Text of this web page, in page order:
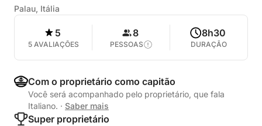
Palau, Itália
5
5 AVALIAÇÕES
8
PESSOAS
8h30
DURAÇÃO
Com o proprietário como capitão
Você será acompanhado pelo proprietário, que fala
Italiano. · Saber mais
Super proprietário